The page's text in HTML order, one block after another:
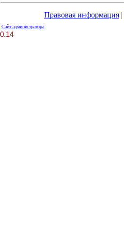
Правовая информация |
Сайт администратора
0.14